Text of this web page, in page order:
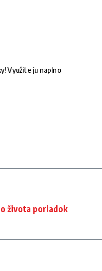
Využite ju naplno
života poriadok